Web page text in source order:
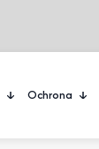
Ochrona